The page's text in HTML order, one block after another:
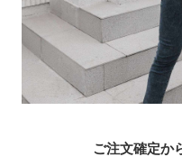
ご注文確定か